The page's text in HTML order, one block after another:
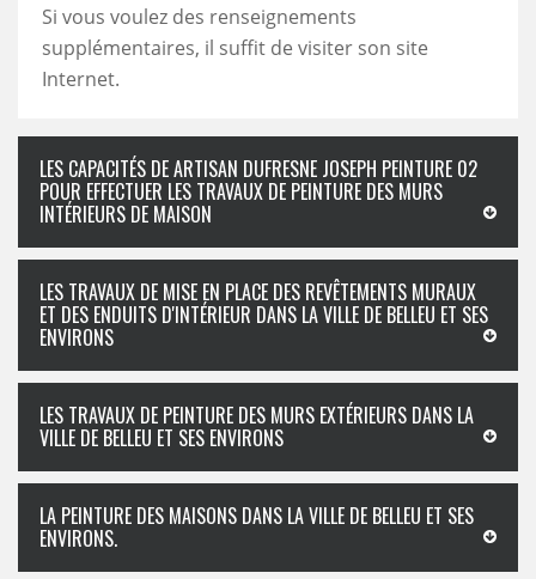
Si vous voulez des renseignements
supplémentaires, il suffit de visiter son site
Internet.
LES CAPACITÉS DE ARTISAN DUFRESNE JOSEPH PEINTURE 02
POUR EFFECTUER LES TRAVAUX DE PEINTURE DES MURS
INTÉRIEURS DE MAISON
LES TRAVAUX DE MISE EN PLACE DES REVÊTEMENTS MURAUX
ET DES ENDUITS D'INTÉRIEUR DANS LA VILLE DE BELLEU ET SES
ENVIRONS
LES TRAVAUX DE PEINTURE DES MURS EXTÉRIEURS DANS LA
VILLE DE BELLEU ET SES ENVIRONS
LA PEINTURE DES MAISONS DANS LA VILLE DE BELLEU ET SES
ENVIRONS.